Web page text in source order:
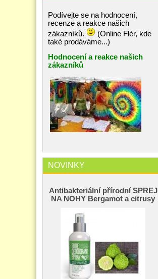
Podívejte se na hodnocení,
recenze a reakce našich
zákazníků.
(Online Flér, kde
také prodáváme...)
Hodnocení a reakce našich
zákazníků
NOVINKY
Antibakteriální přírodní SPREJ
NA NOHY Bergamot a citrusy